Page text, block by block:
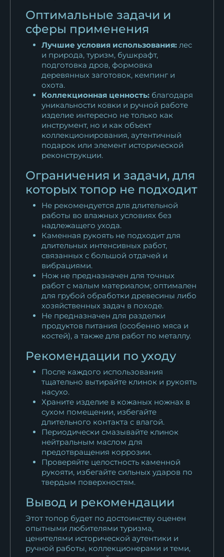
Оптимальные задачи и
сферы применения
Лучшие условия использования: лес
и природа, туризм, бушкрафт,
подготовка дров, формовка
деревянных заготовок, кемпинг и
охота.
Коллекционная ценность: благодаря
уникальности ковки и ручной работе
изделие интересно не только как
инструмент, но и как объект
коллекционирования, аутентичный
подарок или элемент исторической
реконструкции.
Ограничения и задачи, для
которых топор не подходит
Не рекомендуется для длительной
работы во влажных условиях без
надлежащего ухода.
Каменная рукоять не подходит для
длительных интенсивных работ,
связанных с большой отдачей и
вибрациями.
Нож не предназначен для точных
работ с малым материалом; оптимален
для грубой обработки древесины либо
хозяйственных задач в походе.
Не предназначен для разделки
продуктов питания (особенно мяса и
костей), а также для работ по металлу.
Рекомендации по уходу
После каждого использования
тщательно вытирайте клинок и рукоять
насухо.
Храните изделие в кожаных ножнах в
сухом помещении, избегайте
длительного контакта с влагой.
Периодически смазывайте клинок
нейтральным маслом для
предотвращения коррозии.
Проверяйте целостность каменной
рукояти, избегайте сильных ударов по
твердым поверхностям.
Вывод и рекомендации
Этот топор будет по достоинству оценен
опытными любителями туризма,
ценителями исторической аутентики и
ручной работы, коллекционерами и теми,